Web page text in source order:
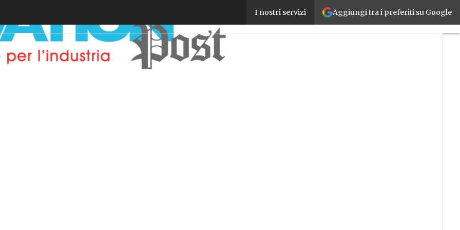
Aggiungi tra i preferiti su Google
I nostri servizi
Macchine per la lavorazione del legno, nel 2016